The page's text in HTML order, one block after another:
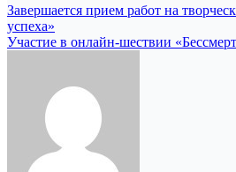
Навигация
по
Завершается прием работ на
успеха»
Участие в онлайн-шествии